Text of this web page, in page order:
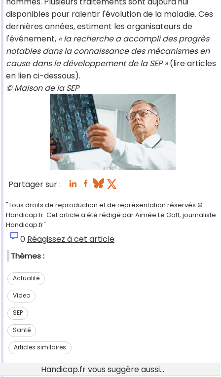
disponibles pour ralentir l'évolution de la maladie. Ces
dernières années, estiment les organisateurs de
l'événement, « la recherche a accompli des progrès
notables dans la connaissance des mécanismes en
cause dans le développement de la SEP »(lire articles
en lien ci-dessous).
© Maison de la SEP
Partager sur :
"Tous droits de reproduction et de représentation réservés.©
Handicap.fr. Cet article a été rédigé par Aimée Le Goff, journaliste
Handicap.fr"
0 Réagissez à cet article
Thèmes :
Actualité
Video
SEP
Santé
Articles similaires
Handicap.fr vous suggère aussi...